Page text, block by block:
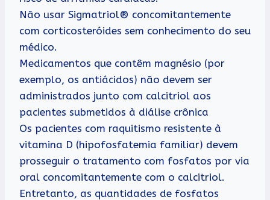
Não usar Sigmatriol® concomitantemente
com corticosteróides sem conhecimento do seu
médico.
Medicamentos que contêm magnésio (por
exemplo, os antiácidos) não devem ser
administrados junto com calcitriol aos
pacientes submetidos à diálise crônica
Os pacientes com raquitismo resistente à
vitamina D (hipofosfatemia familiar) devem
prosseguir o tratamento com fosfatos por via
oral concomitantemente com o calcitriol.
Entretanto, as quantidades de fosfatos